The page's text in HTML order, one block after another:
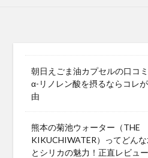
朝日えごま油カプセルの口コ
α-リノレン酸を摂るならコレ
由
熊本の菊池ウォーター（THE
KIKUCHIWATER）ってどん
とシリカの魅力！正直レビュー